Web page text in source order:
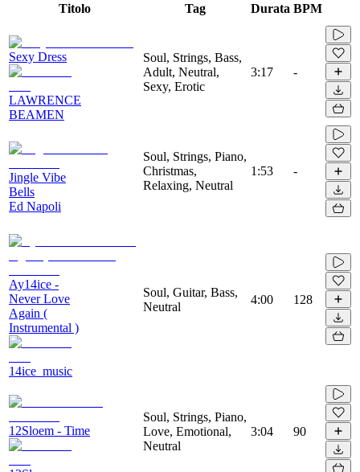
Titolo Tag Durata BPM
Sexy Dress
LAWRENCE
BEAMEN
Soul, Strings, Bass,
Adult, Neutral,
Sexy, Erotic
3:17 -
Jingle Vibe
Bells
Ed Napoli
Soul, Strings, Piano,
Christmas,
Relaxing, Neutral
1:53 -
Ay14ice -
Never Love
Again (
Instrumental )
14ice_music
Soul, Guitar, Bass,
Neutral
4:00 128
12Sloem - Time
Soul, Strings, Piano,
Love, Emotional,
Neutral
3:04 90